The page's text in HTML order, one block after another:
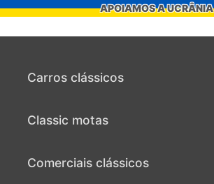
APOIAMOS A UCRÂNIA
Carros clássicos
Classic motas
Comerciais clássicos